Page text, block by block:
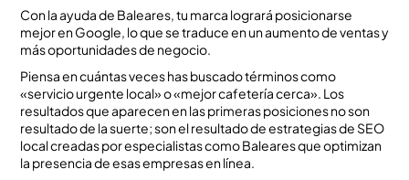
Con la ayuda de Baleares, tu marca logrará posicionarse
mejor en Google, lo que se traduce en un aumento de ventas y
más oportunidades de negocio.
Piensa en cuántas veces has buscado términos como
«servicio urgente local» o «mejor cafetería cerca». Los
resultados que aparecen en las primeras posiciones no son
resultado de la suerte; son el resultado de estrategias de SEO
local creadas por especialistas como Baleares que optimizan
la presencia de esas empresas en línea.